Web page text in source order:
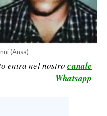
(Ansa)
entra nel nostro canale
Whatsapp